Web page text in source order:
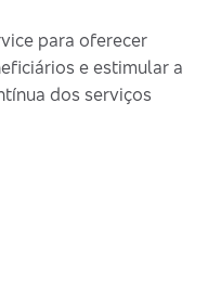
para oferecer
e estimular a
dos serviços